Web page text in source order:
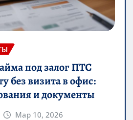
под залог ПТС
без визита в офис:
и документы
Мар 10, 2026